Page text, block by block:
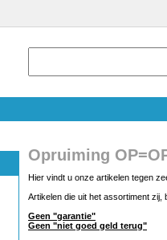
Opruiming
Hier vindt u onze artikelen tegen
Artikelen die uit het assortiment
Geen "garantie"
Geen "niet goed geld terug"